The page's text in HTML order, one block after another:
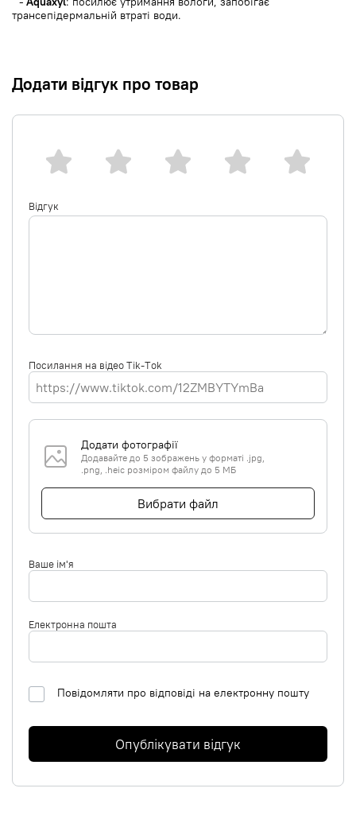
трансепідермальній втраті води.
Додати відгук про товар
Відгук
Посилання на відео Tik-Tok
Додати фотографії
Додавайте до 5 зображень у форматі .jpg,
.png, .heic розміром файлу до 5 МБ
Вибрати файл
Ваше ім'я
Електронна пошта
Повідомляти про відповіді на електронну пошту
Опублікувати відгук